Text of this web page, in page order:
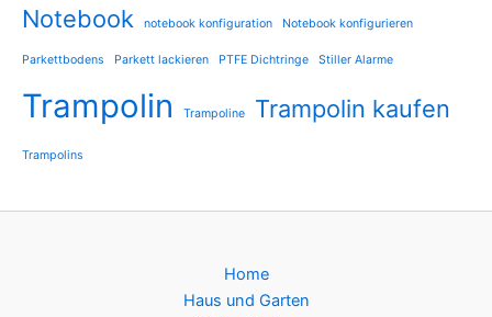
Notebook notebook konfiguration Notebook konfigurieren
Parkettbodens Parkett lackieren PTFE Dichtringe Stiller Alarme
Trampolin Trampoline Trampolin kaufen
Trampolins
Home
Haus und Garten